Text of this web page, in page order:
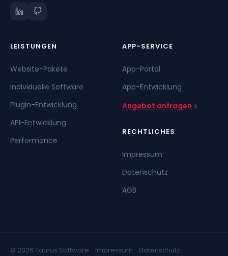
LEISTUNGEN
Website-Pakete
Individuelle Software
Plugin-Entwicklung
API-Entwicklung
Performance
APP-SERVICE
App-Portal
App-Entwicklung
Angebot anfragen
RECHTLICHES
Impressum
Datenschutz
AGB
© 2026 Taurus Software · Impressum · Datenschutz